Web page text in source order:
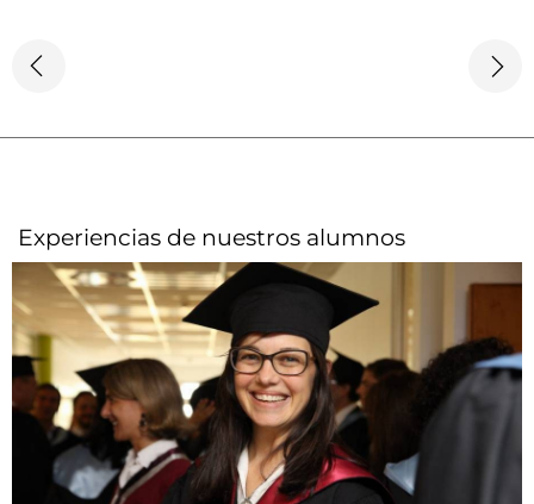
Experiencias de nuestros alumnos​